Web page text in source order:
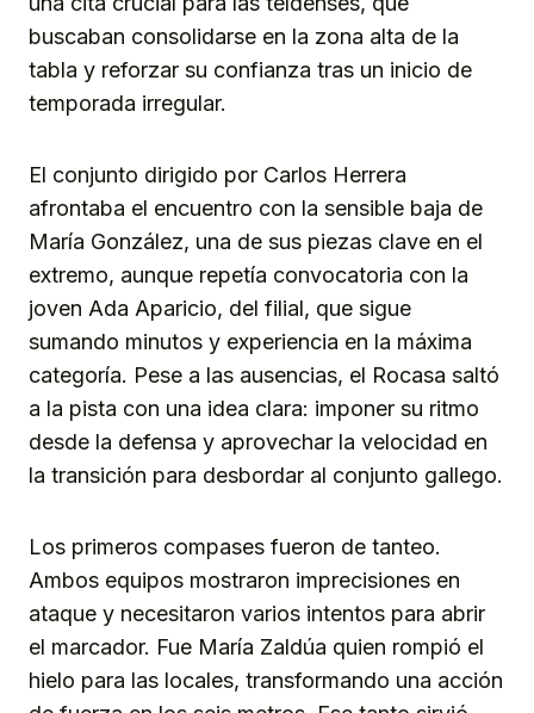
buscaban consolidarse en la zona alta de la
tabla y reforzar su confianza tras un inicio de
temporada irregular.
El conjunto dirigido por Carlos Herrera
afrontaba el encuentro con la sensible baja de
María González, una de sus piezas clave en el
extremo, aunque repetía convocatoria con la
joven Ada Aparicio, del filial, que sigue
sumando minutos y experiencia en la máxima
categoría. Pese a las ausencias, el Rocasa saltó
a la pista con una idea clara: imponer su ritmo
desde la defensa y aprovechar la velocidad en
la transición para desbordar al conjunto gallego.
Los primeros compases fueron de tanteo.
Ambos equipos mostraron imprecisiones en
ataque y necesitaron varios intentos para abrir
el marcador. Fue María Zaldúa quien rompió el
hielo para las locales, transformando una acción